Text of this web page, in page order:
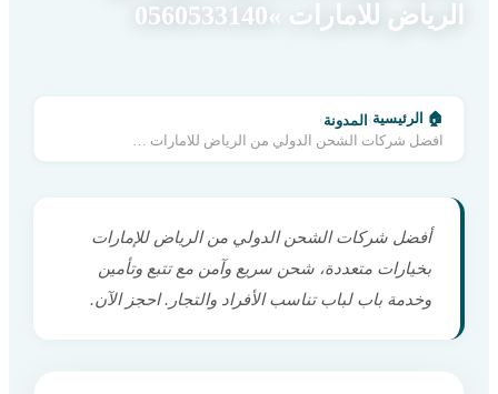
الرياض للامارات »0560533140
🏠 الرئيسية › المدونة ›
افضل شركات الشحن الدولي من الرياض للامارات »0560533140
أفضل شركات الشحن الدولي من الرياض للإمارات
بخيارات متعددة، شحن سريع وآمن مع تتبع وتأمين
وخدمة باب لباب تناسب الأفراد والتجار. احجز الآن.